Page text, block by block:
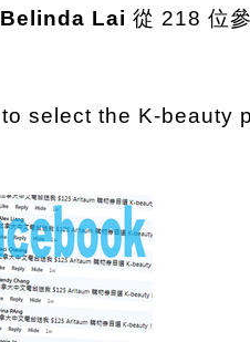
Belinda Lai 從 218 位
to select the K-beauty